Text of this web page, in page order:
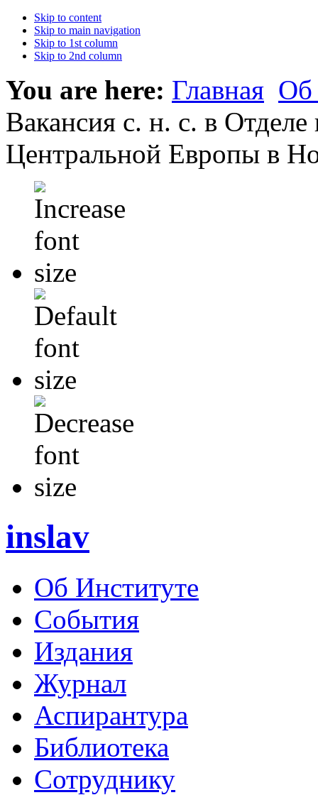
Skip to content
Skip to main navigation
Skip to 1st column
Skip to 2nd column
You are here: Главная Об
Вакансия с. н. с. в
Центральной Европы в
inslav
Об Институте
События
Издания
Журнал
Аспирантура
Библиотека
Сотруднику